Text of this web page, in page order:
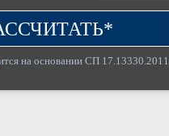
на основании СП 17.13330.2011